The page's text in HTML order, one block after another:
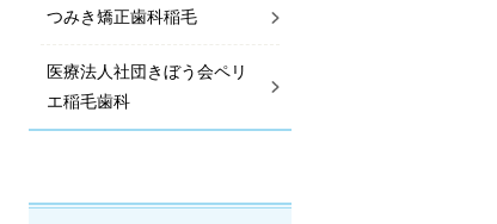
つみき矯正歯科稲毛
医療法人社団きぼう会ペリ
エ稲毛歯科